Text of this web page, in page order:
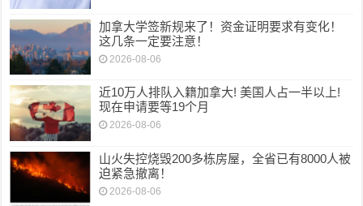
加拿大学签新规来了！资金证明要求有变化！
这几条一定要注意！
2026-08-06
近10万人排队入籍加拿大! 美国人占一半以上!
现在申请要等19个月
2026-08-06
山火失控烧毁200多栋房屋，全省已有8000人被
迫紧急撤离！
2026-08-06